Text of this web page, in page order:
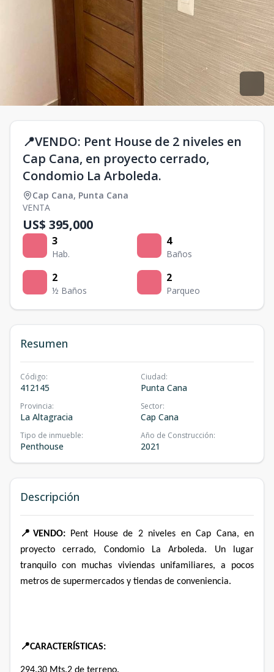
📍VENDO: Pent House de 2 niveles en
Cap Cana, en proyecto cerrado,
Condomio La Arboleda.
Cap Cana, Punta Cana
VENTA
US$ 395,000
3
Hab.
4
Baños
2
½ Baños
2
Parqueo
Resumen
Código:
412145
Ciudad:
Punta Cana
Provincia:
La Altagracia
Sector:
Cap Cana
Tipo de inmueble:
Penthouse
Año de Construcción:
2021
Descripción
📍 VENDO:
Pent House de 2 niveles en Cap Cana, en
proyecto cerrado, Condomio La Arboleda. Un lugar
tranquilo con muchas viviendas unifamiliares, a pocos
metros de supermercados y tiendas de conveniencia.
📍CARACTERÍSTICAS: